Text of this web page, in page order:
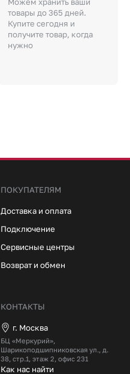
товары до 365 дней.
Купите сегодня и
получите товар, когда
нужно
ПОКУПАТЕЛЯМ
Доставка и оплата
Подключение
Сервисные центры
Возврат и обмен
КОНТАКТЫ
г. Москва
БЦ «Меркурий»,
Шарикоподшипниковская ул., д.
38, стр.1, этаж 2, офис 231
Как нас найти